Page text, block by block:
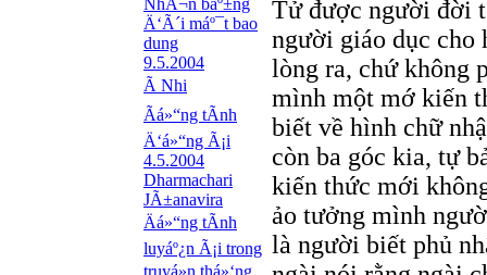
NhÃ¬n báº±ng
Ä‘Ã´i máº¯t bao
dung
9.5.2004
Ã Nhi
Ãá»“ng tÃ­nh
Ä‘á»“ng Ã¡i
4.5.2004
Dharmachari
JÃ±anavira
Äá»“ng tÃ­nh
luyáº¿n Ã¡i trong
truyá»n thá»‘ng
Tử được người đời
người giáo dục cho
lòng ra, chứ không
mình một mớ kiến
biết về hình chữ
còn ba góc kia, tự
kiến thức mới
ảo tưởng mình
là người biết phủ